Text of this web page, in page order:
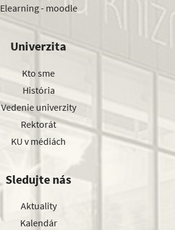
Elearning - moodle
Univerzita
Kto sme
História
Vedenie univerzity
Rektorát
KU v médiách
Sledujte nás
Aktuality
Kalendár